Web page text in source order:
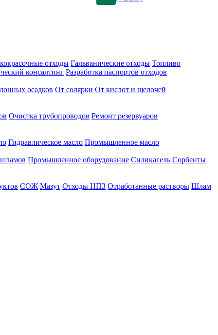
отходы Гальванические отходы Топливо
консалтинг Разработка паспортов отходов
осадков От солярки От кислот и щелочей
Очистка трубопроводов Ремонт резервуаров
Гидравлическое масло Промышленное масло
Промышленное оборудование Силикагель Сорбенты
СОЖ Мазут Отходы НПЗ Отработанные растворы Шлам